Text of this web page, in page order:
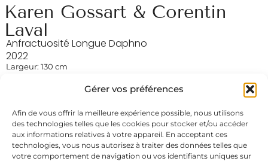
Gérer vos préférences
Afin de vous offrir la meilleure expérience possible, nous utilisons
des technologies telles que les cookies pour stocker et/ou accéder
aux informations relatives à votre appareil. En acceptant ces
technologies, vous nous autorisez à traiter des données telles que
votre comportement de navigation ou vos identifiants uniques sur
Karen Gossart & Corentin
Laval
Anfractuosité Longue Daphno
2022
Largeur: 130 cm
En stock
Demande d'informations